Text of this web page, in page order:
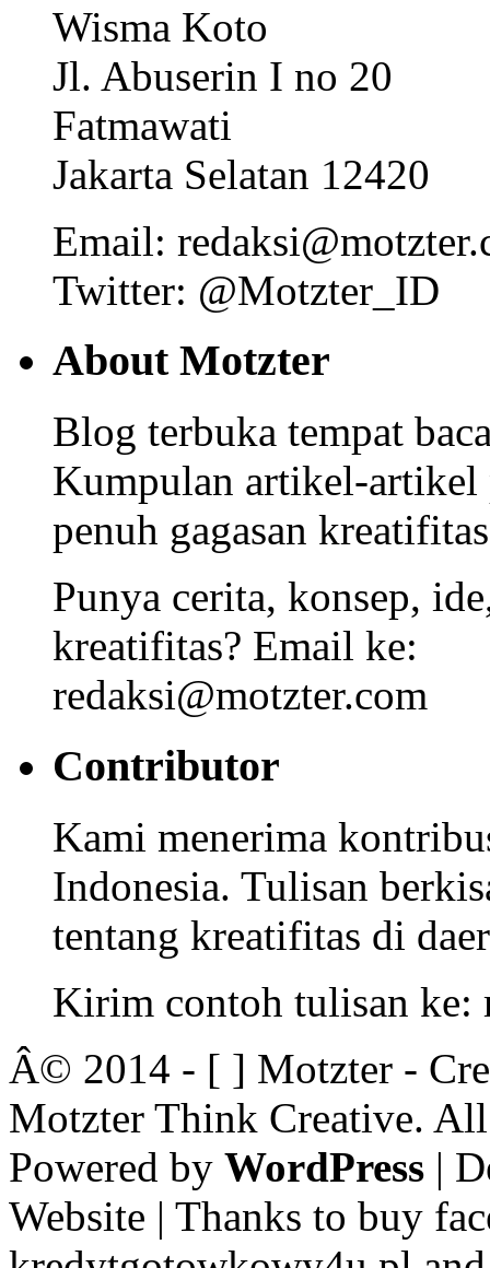
Wisma Koto
Jl. Abuserin I no 20
Fatmawati
Jakarta Selatan 12420
Email:
Twitter: @Motzter_ID
About Motzter
Blog terbuka tempat
Kumpulan artikel-artikel
penuh gagasan
Punya cerita, konsep,
kreatifitas? Email ke:
redaksi@motzter.com
Contributor
Kami menerima
Indonesia. Tulisan
tentang kreatifitas di
Kirim contoh tulisan ke:
Â© 2014 - [ ] Motzter -
Motzter Think Creative.
Powered by WordPress |
Website | Thanks to buy